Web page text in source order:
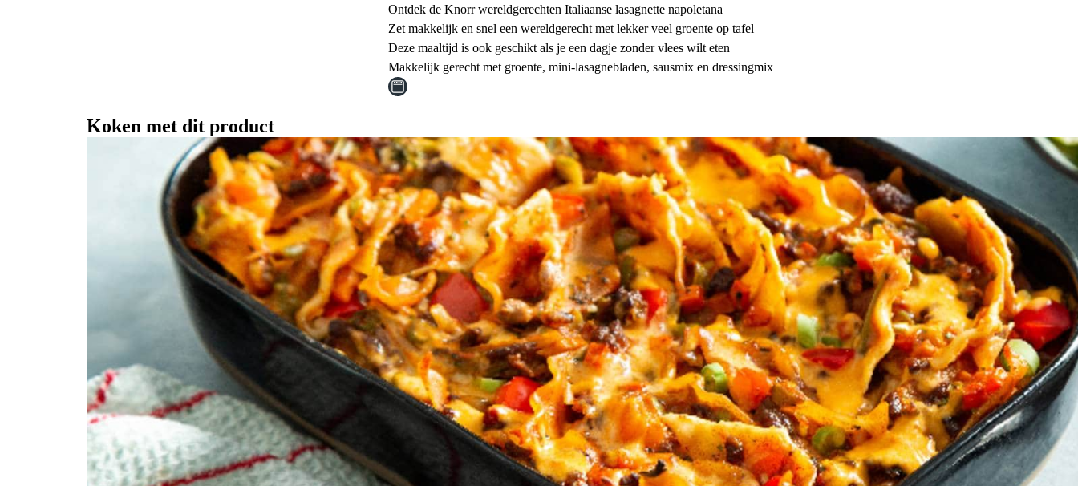
Ontdek de Knorr wereldgerechten Italiaanse lasagnette napoletana
Zet makkelijk en snel een wereldgerecht met lekker veel groente op tafel
Deze maaltijd is ook geschikt als je een dagje zonder vlees wilt eten
Makkelijk gerecht met groente, mini-lasagnebladen, sausmix en dressingmix
Koken met dit product